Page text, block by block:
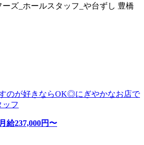
ズ_ホールスタッフ_や台ずし 豊橋
のが好きならOK◎にぎやかなお店で
ッフ
月給237,000円〜